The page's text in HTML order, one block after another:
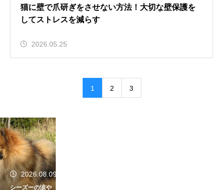
猫に壁で爪研ぎをさせない方法！大切な壁保護を
してストレスを減らす
2026.05.25
1 2 3
2026.08.09
シーズーの涙や